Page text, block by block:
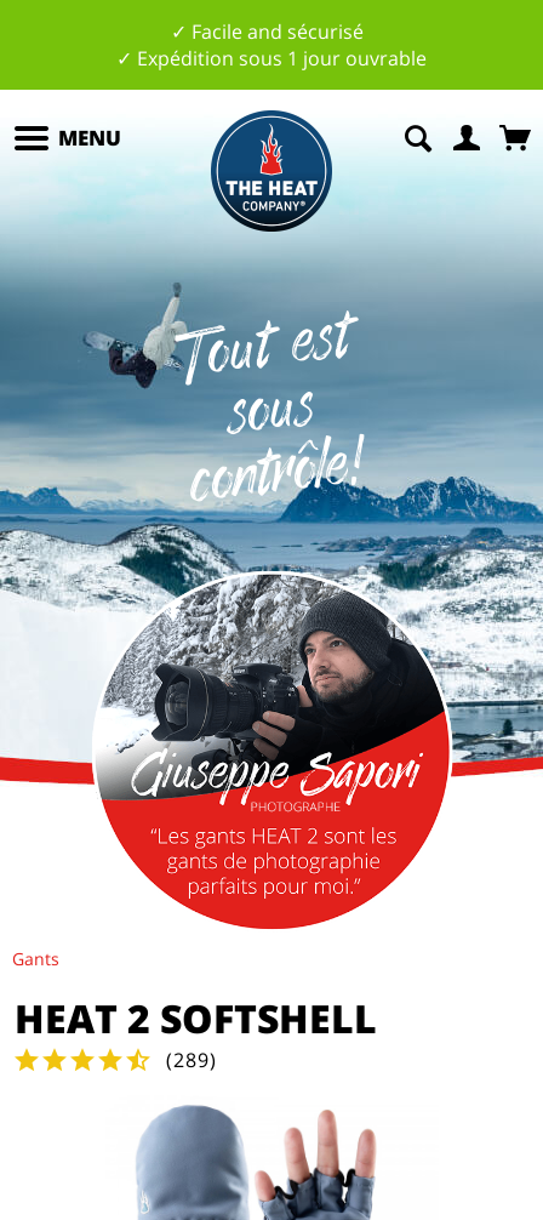
✓ Facile and sécurisé
✓ Expédition sous 1 jour ouvrable
T
o
ut
est
s
o
us
c
o
nt
r
ôl
e
!
MENU
Gants
HEAT 2 SOFTSHELL
(289)